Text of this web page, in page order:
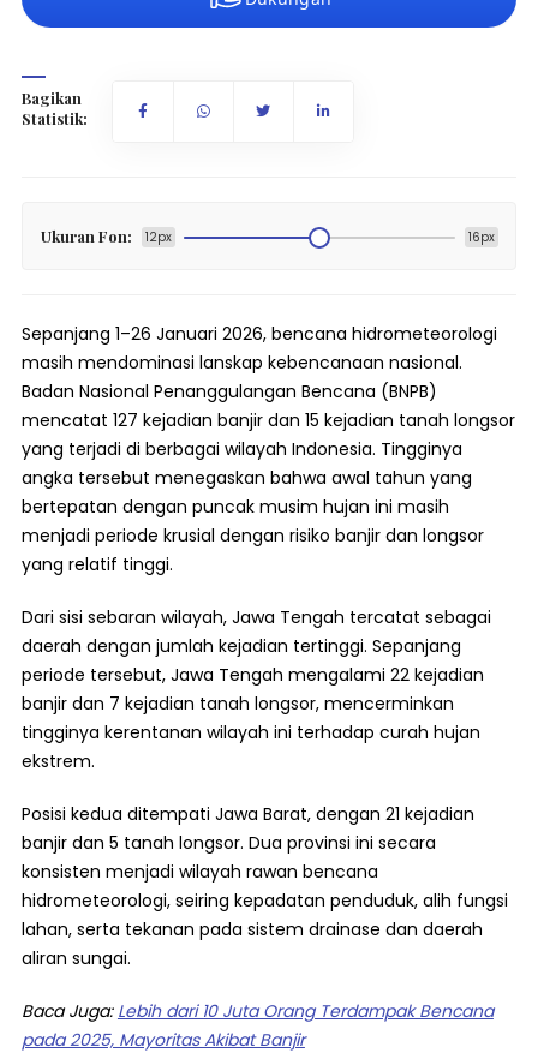
Bagikan
Statistik:
Ukuran Fon: 12px 16px
Sepanjang 1–26 Januari 2026, bencana hidrometeorologi
masih mendominasi lanskap kebencanaan nasional.
Badan Nasional Penanggulangan Bencana (BNPB)
mencatat 127 kejadian banjir dan 15 kejadian tanah longsor
yang terjadi di berbagai wilayah Indonesia. Tingginya
angka tersebut menegaskan bahwa awal tahun yang
bertepatan dengan puncak musim hujan ini masih
menjadi periode krusial dengan risiko banjir dan longsor
yang relatif tinggi.
Dari sisi sebaran wilayah, Jawa Tengah tercatat sebagai
daerah dengan jumlah kejadian tertinggi. Sepanjang
periode tersebut, Jawa Tengah mengalami 22 kejadian
banjir dan 7 kejadian tanah longsor, mencerminkan
tingginya kerentanan wilayah ini terhadap curah hujan
ekstrem.
Posisi kedua ditempati Jawa Barat, dengan 21 kejadian
banjir dan 5 tanah longsor. Dua provinsi ini secara
konsisten menjadi wilayah rawan bencana
hidrometeorologi, seiring kepadatan penduduk, alih fungsi
lahan, serta tekanan pada sistem drainase dan daerah
aliran sungai.
Baca Juga: Lebih dari 10 Juta Orang Terdampak Bencana
pada 2025, Mayoritas Akibat Banjir